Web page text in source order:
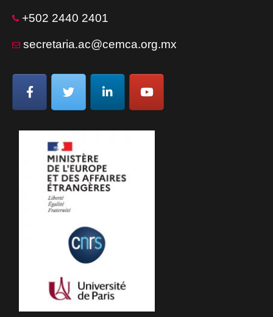
+502 2440 2401
secretaria.ac@cemca.org.mx